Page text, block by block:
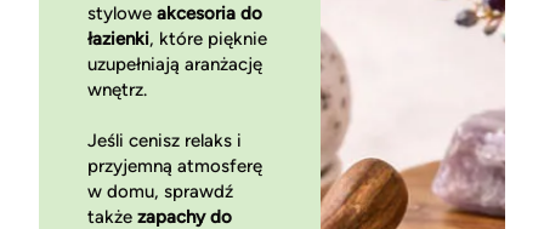
stylowe akcesoria do
łazienki, które pięknie
uzupełniają aranżację
wnętrz.
Jeśli cenisz relaks i
przyjemną atmosferę
w domu, sprawdź
także zapachy do